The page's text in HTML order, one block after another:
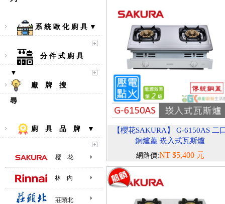
系 統 歐 化 廚 具 ▼
分 件 式 廚 具
▼
廠 牌 搜
尋
廚 具 品 牌 ▼
櫻 花
林 內
莊頭北
【櫻花SAKURA】 G-6150AS 二
銅爐蓋 崁入式瓦斯爐
網路價:NT $5,400 元